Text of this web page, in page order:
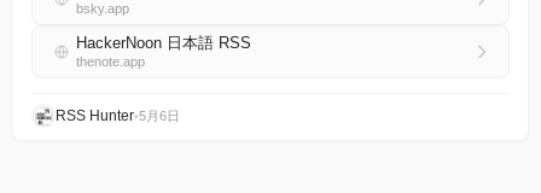
bsky.app
HackerNoon 日本語 RSS
thenote.app
RSS Hunter•5月6日